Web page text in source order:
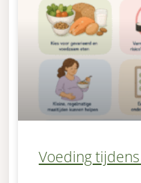
Voeding